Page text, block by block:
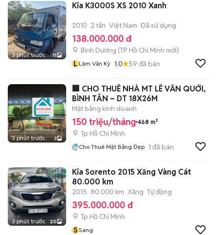
3 phút trước 11
Kia K3000S XS 2010 Xanh
2010 2 tấn Việt Nam Đã sử dụng
138.000.000 đ
Bình Dương (TP Hồ Chí Minh mới)
L Lâm Văn Kỳ 1.0 59 đã bán
3 phút trước 3
🏢 CHO THUÊ NHÀ MT LÊ VĂN QUỚI,
BÌNH TÂN – DT 18X26M
Mặt bằng kinh doanh
150 triệu/tháng 468 m²
Tp Hồ Chí Minh
Cho Thuê Mặt Bằng Đẹp 1 đã bán
3 phút trước 20
Kia Sorento 2015 Xăng Vàng Cát
80.000 km
2015 80.000 km Xăng Tự động
395.000.000 đ
Tp Hồ Chí Minh
S Sang